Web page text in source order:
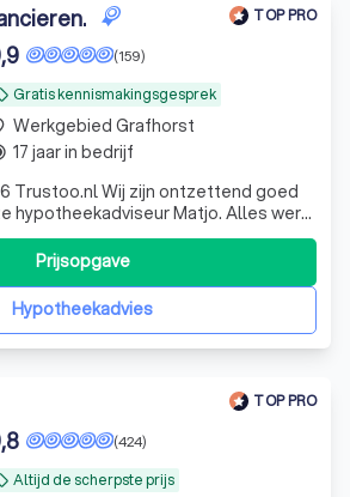
TOP PRO
Gratis kennismakingsgesprek
(159)
Trustoo.nl Wij zijn ontzettend goed
hypotheekadviseur Matjo. Alles werd
begeleiding was professioneel,
Hypotheekadvies
Prijsopgave
Werkgebied Grafhorst
17 jaar in bedrijf
TOP PRO
Altijd de scherpste prijs
(424)